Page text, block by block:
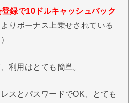
録で10ドルキャッシュバック
よりボーナス上乗せされている
利用はとても簡単。
スとパスワードでOK、とても